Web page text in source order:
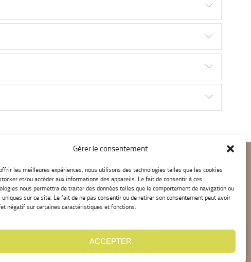
Gérer le consentement
les meilleures expériences, nous utilisons des technologies telles que les cookies
et/ou accéder aux informations des appareils. Le fait de consentir à ces
nous permettra de traiter des données telles que le comportement de navigation ou
uniques sur ce site. Le fait de ne pas consentir ou de retirer son consentement peut avoir
négatif sur certaines caractéristiques et fonctions.
ACCEPTER